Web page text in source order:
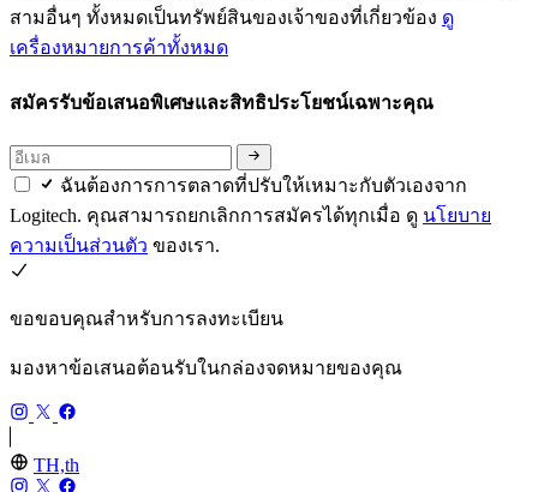
สามอื่นๆ ทั้งหมดเป็นทรัพย์สินของเจ้าของที่เกี่ยวข้อง ดู
เครื่องหมายการค้าทั้งหมด
สมัครรับข้อเสนอพิเศษและสิทธิประโยชน์เฉพาะคุณ
ฉันต้องการการตลาดที่ปรับให้เหมาะกับตัวเองจาก
Logitech. คุณสามารถยกเลิกการสมัครได้ทุกเมื่อ ดู นโยบาย
ความเป็นส่วนตัว ของเรา.
ขอขอบคุณสำหรับการลงทะเบียน
มองหาข้อเสนอต้อนรับในกล่องจดหมายของคุณ
TH,th